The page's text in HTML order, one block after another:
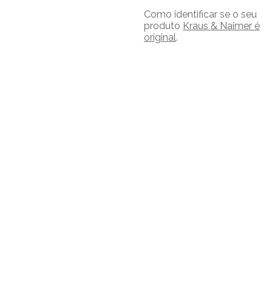
Como identificar se o seu
produto Kraus & Naimer é
original.